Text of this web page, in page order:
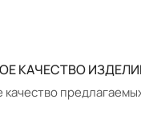
КАЧЕСТВО
качество